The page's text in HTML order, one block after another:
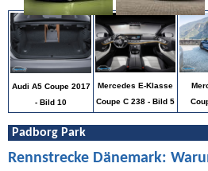
Audi A5 Coupe 2017
- Bild 10
Mercedes E-Klasse
Coupe C 238 - Bild 5
Padborg Park
Rennstrecke Dänemark: